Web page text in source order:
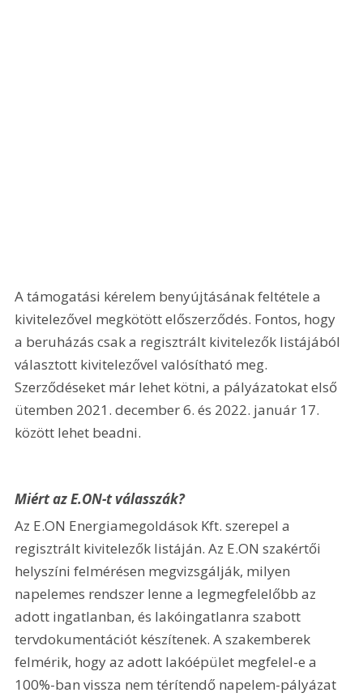
A támogatási kérelem benyújtásának feltétele a
kivitelezővel megkötött előszerződés. Fontos, hogy
a beruházás csak a regisztrált kivitelezők listájából
választott kivitelezővel valósítható meg.
Szerződéseket már lehet kötni, a pályázatokat első
ütemben 2021. december 6. és 2022. január 17.
között lehet beadni.
Miért az E.ON-t válasszák?
Az E.ON Energiamegoldások Kft. szerepel a
regisztrált kivitelezők listáján. Az E.ON szakértői
helyszíni felmérésen megvizsgálják, milyen
napelemes rendszer lenne a legmegfelelőbb az
adott ingatlanban, és lakóingatlanra szabott
tervdokumentációt készítenek. A szakemberek
felmérik, hogy az adott lakóépület megfelel-e a
100%-ban vissza nem térítendő napelem-pályázat